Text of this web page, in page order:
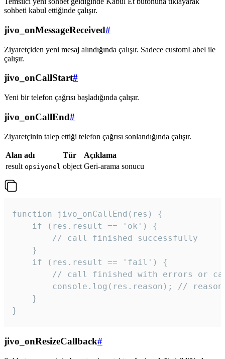
sohbeti kabul ettiğinde çalışır.
jivo_onMessageReceived#
Ziyaretçiden yeni mesaj alındığında çalışır. Sadece customLabel ile
çalışır.
jivo_onCallStart#
Yeni bir telefon çağrısı başladığında çalışır.
jivo_onCallEnd#
Ziyaretçinin talep ettiği telefon çağrısı sonlandığında çalışır.
Alan adı Tür
Açıklama
result opsiyonel object Geri-arama sonucu
function jivo_onCallEnd(res) {
    if (res.result == 'ok') {
        // call finished successfully
    }
    if (res.result == 'fail') {
// call finished with errors or
console.log(res.reason); //
    }
}
jivo_onResizeCallback#